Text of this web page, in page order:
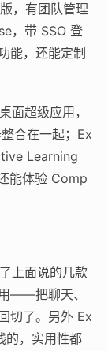
，有团队管理
，带 SSO 登
能，还能定制
面超级应用，
合在一起；Ex
Learning
能体验 Comp
上面说的几款
——把聊天、
切了。另外 Ex
的，实用性都